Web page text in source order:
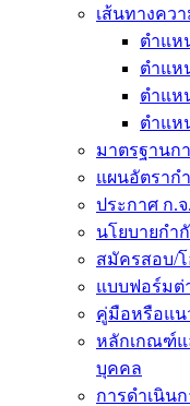
เส้นทางคว
ตำแห
ตำแห
ตำแห
ตำแห
มาตรฐานก
แผนอัตราก
ประกาศ ก.จ
นโยบายกำ
สมัครสอบ/
แบบฟอร์มต่
คู่มือหรือแน
หลักเกณฑ์แ
บุคคล
การดำเนิน